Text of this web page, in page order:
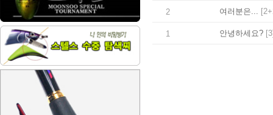
2 여러분은...
1 안녕하세요?